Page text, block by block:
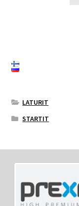
LATURIT
STARTIT